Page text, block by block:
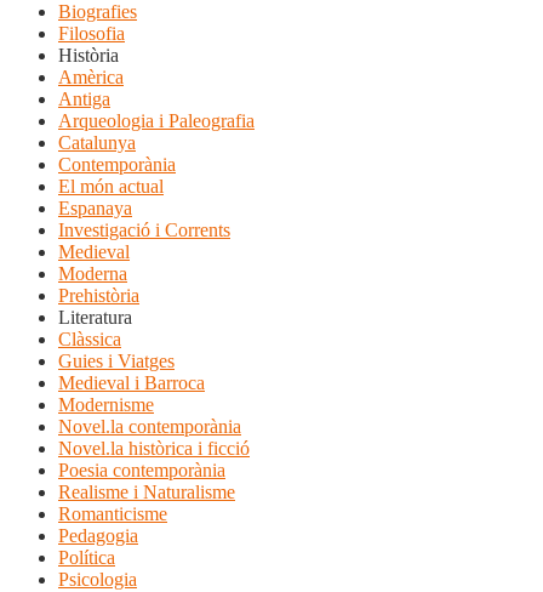
Biografies
Filosofia
Història
Amèrica
Antiga
Arqueologia i Paleografia
Catalunya
Contemporània
El món actual
Espanaya
Investigació i Corrents
Medieval
Moderna
Prehistòria
Literatura
Clàssica
Guies i Viatges
Medieval i Barroca
Modernisme
Novel.la contemporània
Novel.la històrica i ficció
Poesia contemporània
Realisme i Naturalisme
Romanticisme
Pedagogia
Política
Psicologia